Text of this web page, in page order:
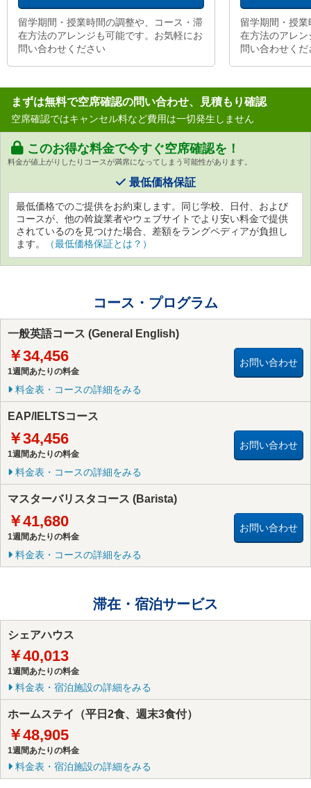
留学期間・授業時間の調整や、コース・滞
在方法のアレンジも可能です。お気軽にお
問い合わせください
留学期間・授
在方法のアレ
問い合わせくだ
まずは無料で空席確認の問い合わせ、見積もり確認
空席確認ではキャンセル料など費用は一切発生しません
このお得な料金で今すぐ空席確認を！
料金が値上がりしたりコースが満席になってしまう可能性があります。
最低価格保証
最低価格でのご提供をお約束します。同じ学校、日付、および
コースが、他の斡旋業者やウェブサイトでより安い料金で提供
されているのを見つけた場合、差額をラングペディアが負担し
ます。
（最低価格保証とは？）
コース・プログラム
一般英語コース (General English)
￥34,456
1週間あたりの料金
お問い合わせ
料金表・コースの詳細をみる
EAP/IELTSコース
￥34,456
1週間あたりの料金
お問い合わせ
料金表・コースの詳細をみる
マスターバリスタコース (Barista)
￥41,680
1週間あたりの料金
お問い合わせ
料金表・コースの詳細をみる
滞在・宿泊サービス
シェアハウス
￥40,013
1週間あたりの料金
料金表・宿泊施設の詳細をみる
ホームステイ（平日2食、週末3食付）
￥48,905
1週間あたりの料金
料金表・宿泊施設の詳細をみる